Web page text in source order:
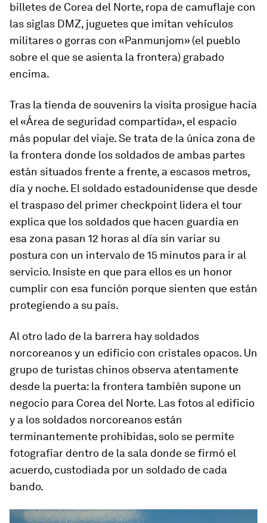
billetes de Corea del Norte, ropa de camuflaje con
las siglas DMZ, juguetes que imitan vehículos
militares o gorras con «Panmunjom» (el pueblo
sobre el que se asienta la frontera) grabado
encima.
Tras la tienda de souvenirs la visita prosigue hacia
el «Área de seguridad compartida», el espacio
más popular del viaje. Se trata de la única zona de
la frontera donde los soldados de ambas partes
están situados frente a frente, a escasos metros,
día y noche. El soldado estadounidense que desde
el traspaso del primer checkpoint lidera el tour
explica que los soldados que hacen guardia en
esa zona pasan 12 horas al día sin variar su
postura con un intervalo de 15 minutos para ir al
servicio. Insiste en que para ellos es un honor
cumplir con esa función porque sienten que están
protegiendo a su país.
Al otro lado de la barrera hay soldados
norcoreanos y un edificio con cristales opacos. Un
grupo de turistas chinos observa atentamente
desde la puerta: la frontera también supone un
negocio para Corea del Norte. Las fotos al edificio
y a los soldados norcoreanos están
terminantemente prohibidas, solo se permite
fotografiar dentro de la sala donde se firmó el
acuerdo, custodiada por un soldado de cada
bando.